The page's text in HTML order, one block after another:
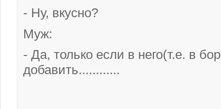
- Ну, вкусно?
Муж:
- Да, только если в него(т.е. в
добавить............